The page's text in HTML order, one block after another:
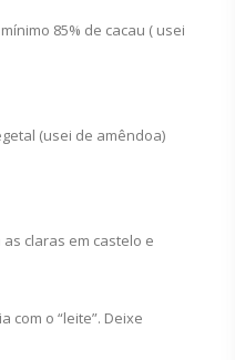
85% de cacau ( usei
(usei de amêndoa)
claras em castelo e
com o “leite”. Deixe